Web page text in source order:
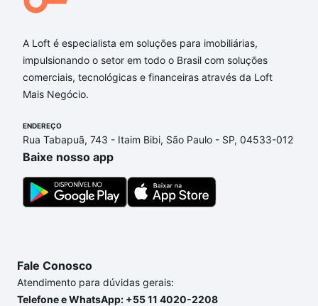
A Loft é especialista em soluções para imobiliárias,
impulsionando o setor em todo o Brasil com soluções
comerciais, tecnológicas e financeiras através da Loft
Mais Negócio.
ENDEREÇO
Rua Tabapuã, 743 - Itaim Bibi, São Paulo - SP, 04533-012
Baixe nosso app
Fale Conosco
Atendimento para dúvidas gerais:
Telefone e WhatsApp: +55 11 4020-2208